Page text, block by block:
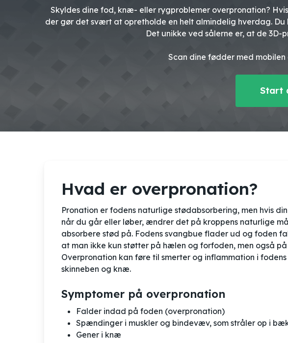
Skyldes dine fod, knæ- eller rygproblemer overpronation?
der gør det svært at opretholde en helt almindelig hverdag.
Det unikke ved sålerne er, at de
Scan dine fødder med
Start
Hvad er overpronation?
Pronation er fodens naturlige stødabsorbering, men hvis
når du går eller løber, ændrer det på kroppens naturlige
absorbere stød på. Fodens svangbue flader ud og foden
at man ikke kun støtter på hælen og forfoden, men også
Overpronation kan føre til smerter og inflammation i
skinneben og knæ.
Symptomer på overpronation
Falder indad på foden (overpronation)
Spændinger i muskler og bindevæv, som stråler op i
Gener i knæ